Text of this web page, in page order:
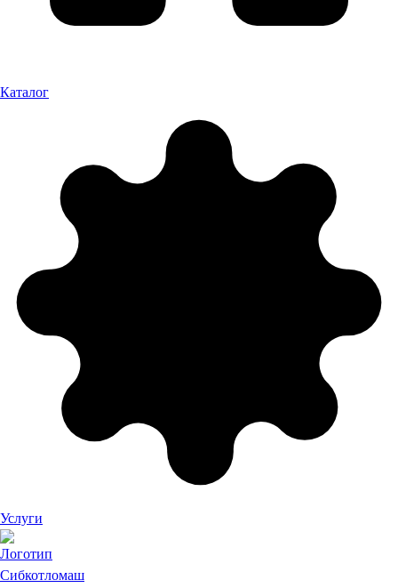
Каталог
Услуги